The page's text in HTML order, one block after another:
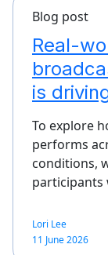
Blog post
Real-
is
To explore
performs
conditions,
Lori Lee
11 June 2026